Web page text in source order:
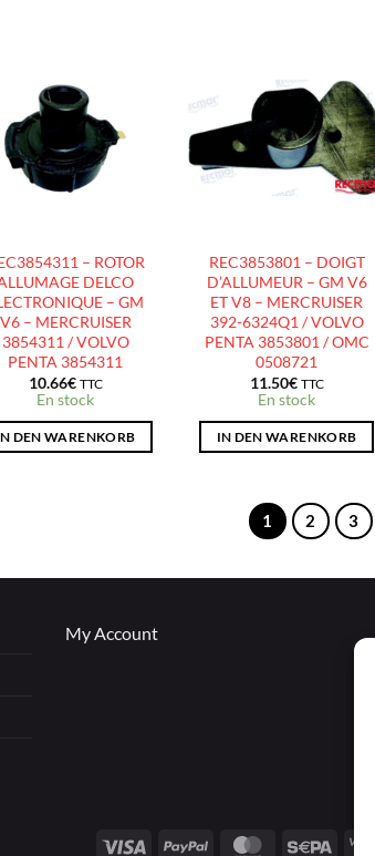
AJOUTER
À LA
LISTE
D’ENVIES
– ROTOR
DELCO
– GM
V6 – MERCRUISER
3854311 / VOLVO
PENTA 3854311
10.66€ TTC
En stock
DEN WARENKORB
AJOUTER
À LA
LISTE
D’ENVIES
REC3853801 – DOIGT
D’ALLUMEUR – GM V6
ET V8 – MERCRUISER
392-6324Q1 / VOLVO
PENTA 3853801 / OMC
0508721
11.50€ TTC
En stock
IN DEN WARENKORB
1 2 3
My Account
Visa PayPal MasterCard
Sepa